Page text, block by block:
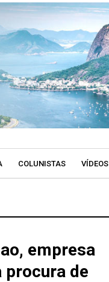
COLUNISTAS VÍDEOS
empresa
procura de